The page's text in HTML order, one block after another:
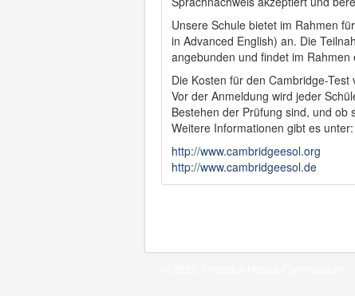
Unsere Schule bietet im Rahmen
in Advanced English) an. Die
angebunden und findet im
Die Kosten für den Cambridge-
Vor der Anmeldung wird jeder
Bestehen der Prüfung sind, und ob
Weitere Informationen gibt es unter:
http://www.cambridgeesol.org
http://www.cambridgeesol.de